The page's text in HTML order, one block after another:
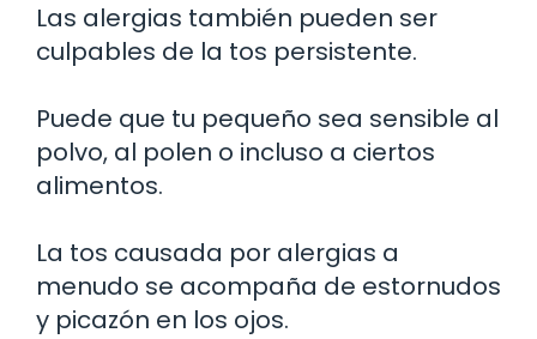
Las alergias también pueden ser
culpables de la tos persistente.
Puede que tu pequeño sea sensible al
polvo, al polen o incluso a ciertos
alimentos.
La tos causada por alergias a
menudo se acompaña de estornudos
y picazón en los ojos.